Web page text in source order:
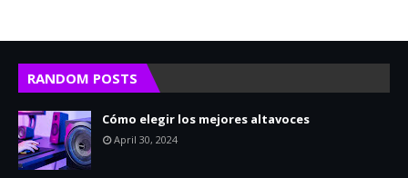
RANDOM POSTS
Cómo elegir los mejores altavoces
April 30, 2024